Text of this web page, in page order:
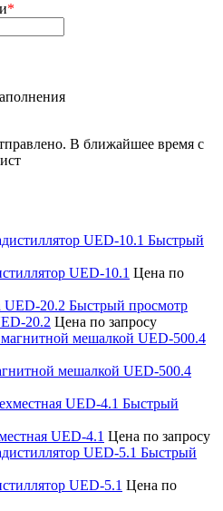
*
В ближайшее время с
Быстрый
UED-10.1 Цена по
Быстрый просмотр
20.2 Цена по запросу
мешалкой UED-500.4
Быстрый
UED-4.1 Цена по запросу
Быстрый
UED-5.1 Цена по